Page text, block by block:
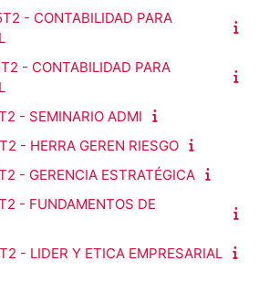
- CONTABILIDAD PARA
- CONTABILIDAD PARA
- SEMINARIO ADMI
- HERRA GEREN RIESGO
- GERENCIA ESTRATÉGICA
- FUNDAMENTOS DE
- LIDER Y ETICA EMPRESARIAL